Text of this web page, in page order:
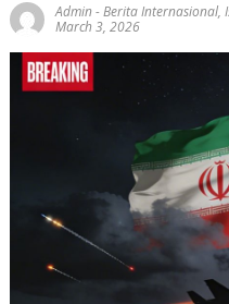
Admin-Berita Internasional,
March 3, 2026